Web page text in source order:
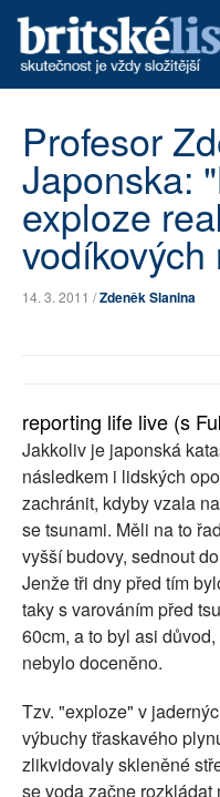
ARCHIV
TÉMATA
AUTOŘI
Profesor
Japonska:
exploze
vodíkových
14. 3. 2011 /Zdeněk Slanina
reporting life live (s
Jakkoliv je japonská
následkem i lidských
zachránit, kdyby vzala
se tsunami. Měli na to
vyšší budovy, sednout
Jenže tři dny před tím
taky s varováním před
60cm, a to byl asi
nebylo doceněno.
Tzv. "exploze" v
výbuchy třaskavého
zlikvidovaly skleněné
se voda začne